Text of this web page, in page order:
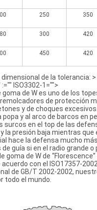
250 350
300 420
450 420
de la tolerancia: >
ISO3302-1="">
goma de W es uno de los
de protección
y de choques
y al arco de barcos en
surcos en el top de las
la presión baja mientras que
hace la defensa mucho
guía si en el radio grande o
goma de W de
con el ISO17357-
de GB/T 2002-2002,
todo el mundo.